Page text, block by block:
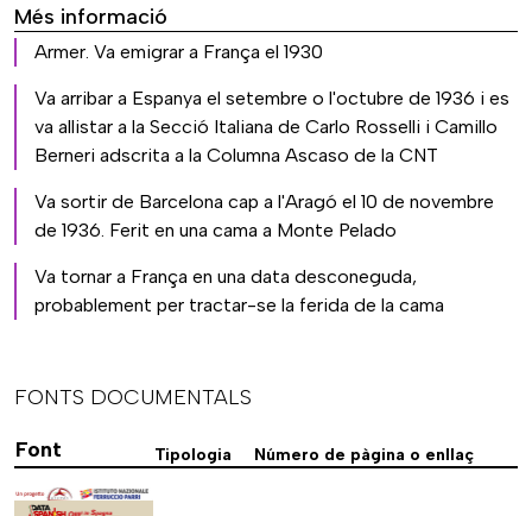
Més informació
Armer. Va emigrar a França el 1930
Va arribar a Espanya el setembre o l'octubre de 1936 i es
va allistar a la Secció Italiana de Carlo Rosselli i Camillo
Berneri adscrita a la Columna Ascaso de la CNT
Va sortir de Barcelona cap a l'Aragó el 10 de novembre
de 1936. Ferit en una cama a Monte Pelado
Va tornar a França en una data desconeguda,
probablement per tractar-se la ferida de la cama
FONTS DOCUMENTALS
Font
Tipologia Número de pàgina o enllaç